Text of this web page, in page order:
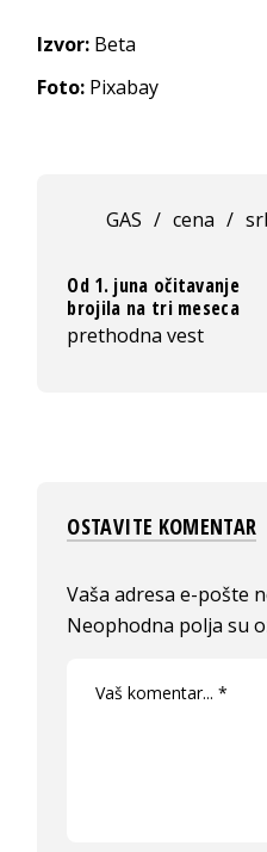
Izvor: Beta
Foto: Pixabay
GAS / cena /
Od 1. juna očitavanje
brojila na tri meseca
prethodna vest
OSTAVITE KOMENTAR
Vaša adresa e-pošte
Neophodna polja su